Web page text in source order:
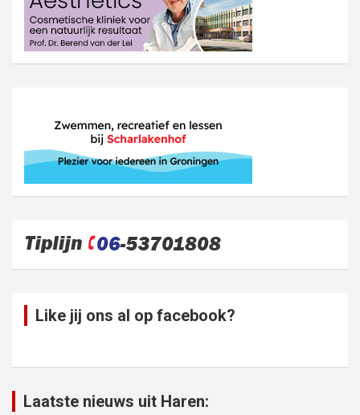
Like jij ons al op facebook?
Laatste nieuws uit Haren: